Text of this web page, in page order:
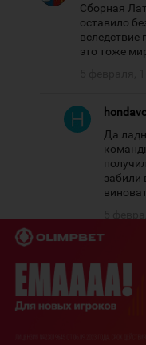
Сборная
оставило
вследствие
это тоже
Да
забили
Я